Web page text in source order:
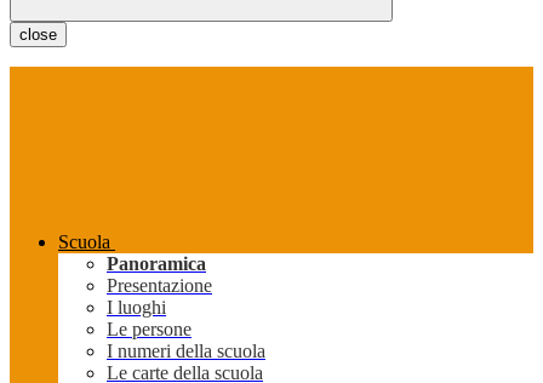
close
Scuola
Panoramica
Presentazione
I luoghi
Le persone
I numeri della scuola
Le carte della scuola